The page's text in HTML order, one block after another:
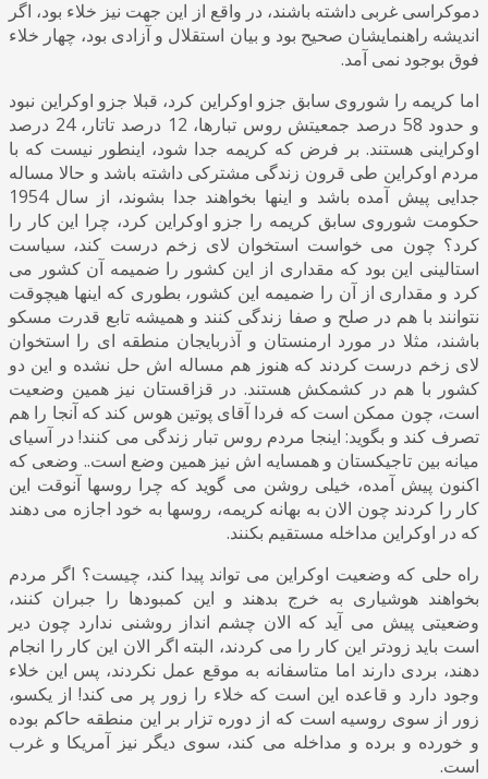
دموکراسی غربی داشته باشند، در واقع از این جهت نیز خلاء بود، اگر
اندیشه راهنمایشان صحیح بود و بیان استقلال و آزادی بود، چهار خلاء
فوق بوجود نمی آمد.
اما کریمه را شوروی سابق جزو اوکراین کرد، قبلا جزو اوکراین نبود
و حدود 58 درصد جمعیتش روس تبارها، 12 درصد تاتار، 24 درصد
اوکراینی هستند. بر فرض که کریمه جدا شود، اینطور نیست که با
مردم اوکراین طی قرون زندگی مشترکی داشته باشد و حالا مساله
جدایی پیش آمده باشد و اینها بخواهند جدا بشوند، از سال 1954
حکومت شوروی سابق کریمه را جزو اوکراین کرد، چرا این کار را
کرد؟ چون می خواست استخوان لای زخم درست کند، سیاست
استالینی این بود که مقداری از این کشور را ضمیمه آن کشور می
کرد و مقداری از آن را ضمیمه این کشور، بطوری که اینها هیچوقت
نتوانند با هم در صلح و صفا زندگی کنند و همیشه تابع قدرت مسکو
باشند، مثلا در مورد ارمنستان و آذربایجان منطقه ای را استخوان
لای زخم درست کردند که هنوز هم مساله اش حل نشده و این دو
کشور با هم در کشمکش هستند. در قزاقستان نیز همین وضعیت
است، چون ممکن است که فردا آقای پوتین هوس کند که آنجا را هم
تصرف کند و بگوید: اینجا مردم روس تبار زندگی می کنند! در آسیای
میانه بین تاجیکستان و همسایه اش نیز همین وضع است.. وضعی که
اکنون پیش آمده، خیلی روشن می گوید که چرا روسها آنوقت این
کار را کردند چون الان به بهانه کریمه، روسها به خود اجازه می دهند
که در اوکراین مداخله مستقیم بکنند.
راه حلی که وضعیت اوکراین می تواند پیدا کند، چیست؟ اگر مردم
بخواهند هوشیاری به خرج بدهند و این کمبودها را جبران کنند،
وضعیتی پیش می آید که الان چشم انداز روشنی ندارد چون دیر
است باید زودتر این کار را می کردند، البته اگر الان این کار را انجام
دهند، بردی دارند اما متاسفانه به موقع عمل نکردند، پس این خلاء
وجود دارد و قاعده این است که خلاء را زور پر می کند! از یکسو،
زور از سوی روسیه است که از دوره تزار بر این منطقه حاکم بوده
و خورده و برده و مداخله می کند، سوی دیگر نیز آمریکا و غرب
است.